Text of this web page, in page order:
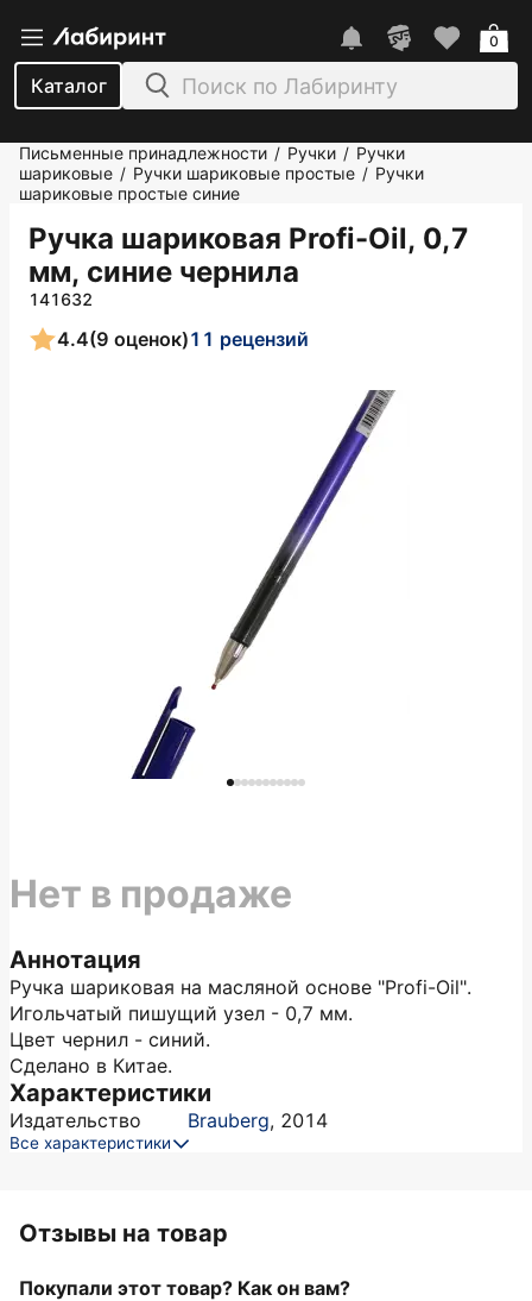
Каталог
0
Письменные принадлежности / Ручки / Ручки
шариковые / Ручки шариковые простые / Ручки
шариковые простые синие
Ручка шариковая Profi-Oil, 0,7
мм, синие чернила
141632
4.4(9 оценок)11 рецензий
Аннотация
Ручка шариковая на масляной основе "Profi-Oil".
Игольчатый пишущий узел - 0,7 мм.
Цвет чернил - синий.
Сделано в Китае.
Характеристики
Издательство Brauberg, 2014
Все характеристики
Нет в продаже
Отзывы на товар
Покупали этот товар? Как он вам?